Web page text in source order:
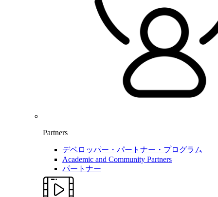
Partners
デベロッパー・パートナー・プログラム
Academic and Community Partners
パートナー